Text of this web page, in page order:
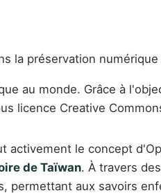
la préservation
au monde. Grâce à
licence Creative
activement le concept
de Taïwan. À travers
aux savoirs